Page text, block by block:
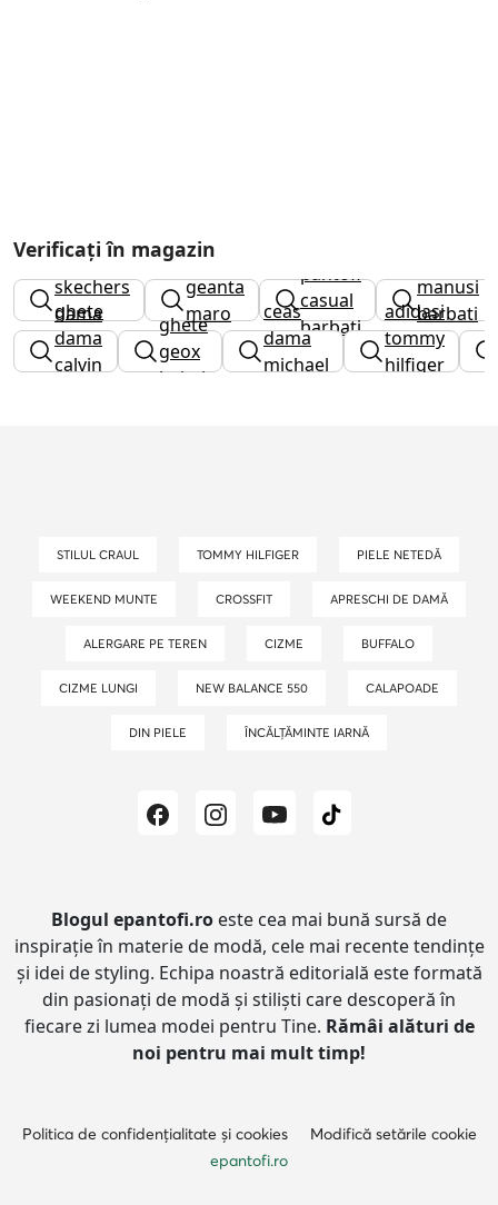
Verificați în magazin
skechers
dama
geanta
maro
pantofi
casual
barbati
manusi
barbati
ghete
dama
calvin
ghete
geox
baieti
ceas
dama
michael
adidasi
tommy
hilfiger
STILUL CRAUL TOMMY HILFIGER PIELE NETEDĂ
WEEKEND MUNTE CROSSFIT APRESCHI DE DAMĂ
ALERGARE PE TEREN CIZME BUFFALO
CIZME LUNGI NEW BALANCE 550 CALAPOADE
DIN PIELE ÎNCĂLȚĂMINTE IARNĂ
Blogul epantofi.ro este cea mai bună sursă de
inspirație în materie de modă, cele mai recente tendințe
și idei de styling. Echipa noastră editorială este formată
din pasionați de modă și stiliști care descoperă în
fiecare zi lumea modei pentru Tine. Rămâi alături de
noi pentru mai mult timp!
Politica de confidențialitate și cookies
Modifică setările cookie
epantofi.ro